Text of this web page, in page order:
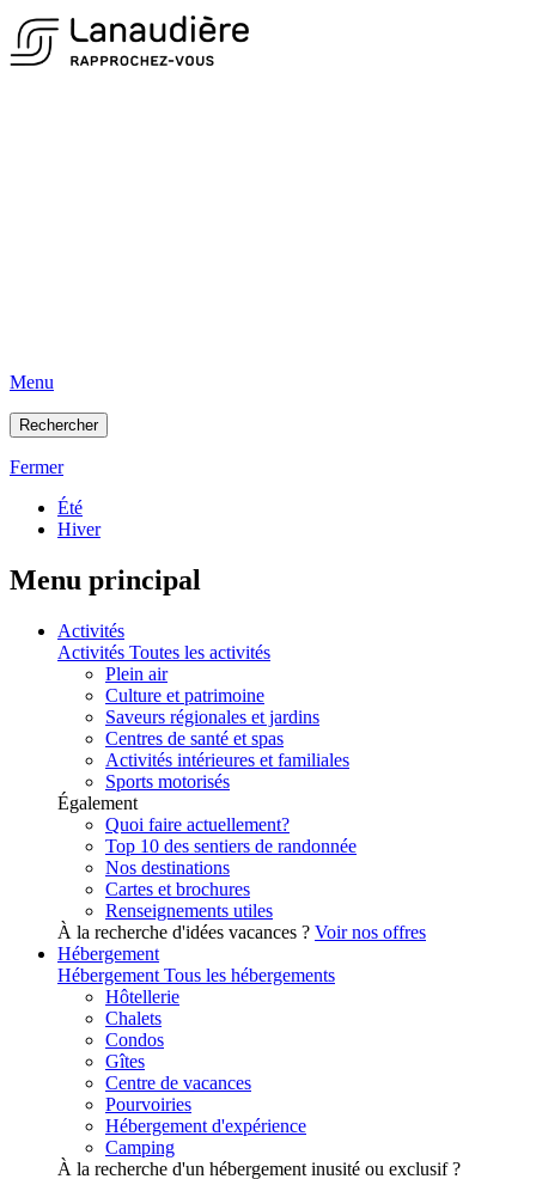
Menu
Rechercher
Fermer
Été
Hiver
Menu principal
Activités
Activités Toutes les activités
Plein air
Culture et patrimoine
Saveurs régionales et jardins
Centres de santé et spas
Activités intérieures et familiales
Sports motorisés
Également
Quoi faire actuellement?
Top 10 des sentiers de randonnée
Nos destinations
Cartes et brochures
Renseignements utiles
À la recherche d'idées vacances ? Voir nos offres
Hébergement
Hébergement Tous les hébergements
Hôtellerie
Chalets
Condos
Gîtes
Centre de vacances
Pourvoiries
Hébergement d'expérience
Camping
À la recherche d'un hébergement inusité ou exclusif ?